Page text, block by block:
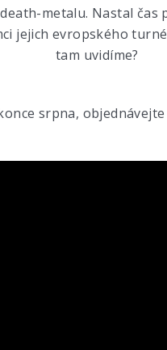
metalu. Nastal čas
jejich evropského
tam uvidíme?
srpna,